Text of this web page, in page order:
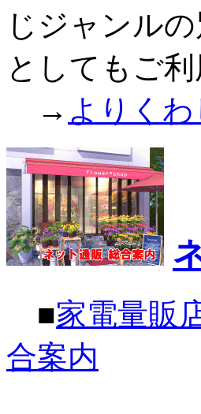
じジャンル
としてもご
→ よりくわ
■家電量販
合案内